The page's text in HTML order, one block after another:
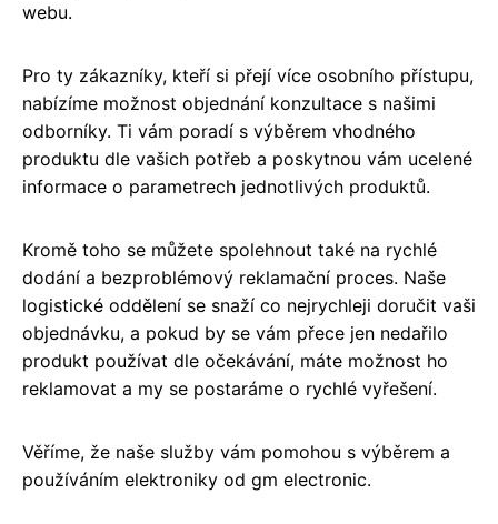
webu.
Pro ty zákazníky, kteří si přejí více osobního přístupu,
nabízíme možnost objednání konzultace s našimi
odborníky. Ti vám poradí s výběrem vhodného
produktu dle vašich potřeb a poskytnou vám ucelené
informace o parametrech jednotlivých produktů.
Kromě toho se můžete spolehnout také na rychlé
dodání a bezproblémový reklamační proces. Naše
logistické oddělení se snaží co nejrychleji doručit vaši
objednávku, a pokud by se vám přece jen nedařilo
produkt používat dle očekávání, máte možnost ho
reklamovat a my se postaráme o rychlé vyřešení.
Věříme, že naše služby vám pomohou s výběrem a
používáním elektroniky od gm electronic.